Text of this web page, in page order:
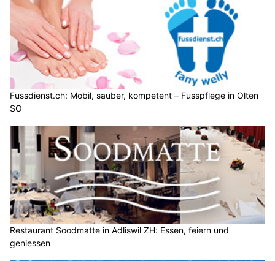
Fussdienst.ch: Mobil, sauber, kompetent – Fusspflege in Olten
SO
Restaurant Soodmatte in Adliswil ZH: Essen, feiern und
geniessen